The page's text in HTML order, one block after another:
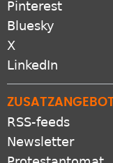
Pinterest
Bluesky
X
RSS-feeds
Newsletter